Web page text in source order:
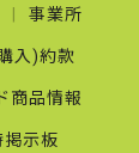
事業所
入)約款
商品情報
掲示板